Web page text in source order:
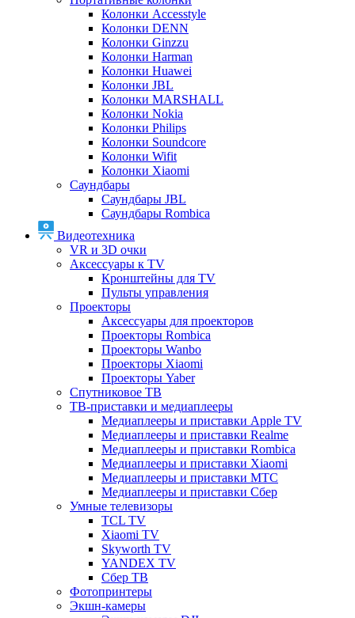
Колонки Accesstyle
Колонки DENN
Колонки Ginzzu
Колонки Harman
Колонки Huawei
Колонки JBL
Колонки MARSHALL
Колонки Nokia
Колонки Philips
Колонки Soundcore
Колонки Wifit
Колонки Xiaomi
Саундбары
Саундбары JBL
Саундбары Rombica
Видеотехника
VR и 3D очки
Аксессуары к TV
Кронштейны для TV
Пульты управления
Проекторы
Аксессуары для проекторов
Проекторы Rombica
Проекторы Wanbo
Проекторы Xiaomi
Проекторы Yaber
Спутниковое ТВ
ТВ-приставки и медиаплееры
Медиаплееры и приставки Apple TV
Медиаплееры и приставки Realme
Медиаплееры и приставки Rombica
Медиаплееры и приставки Xiaomi
Медиаплееры и приставки МТС
Медиаплееры и приставки Сбер
Умные телевизоры
TCL TV
Xiaomi TV
Skyworth TV
YANDEX TV
Сбер ТВ
Фотопринтеры
Экшн-камеры